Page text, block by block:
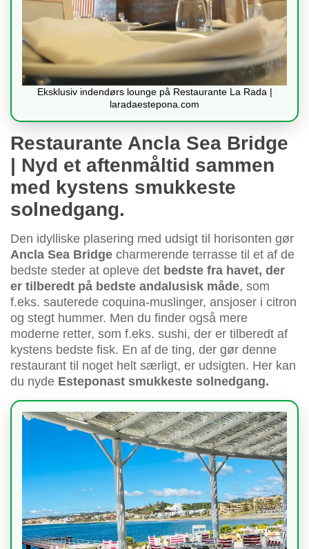
Eksklusiv indendørs lounge på Restaurante La Rada |
laradaestepona.com
Restaurante Ancla Sea Bridge
| Nyd et aftenmåltid sammen
med kystens smukkeste
solnedgang.
Den idylliske plasering med udsigt til horisonten gør
Ancla Sea Bridge charmerende terrasse til et af de
bedste steder at opleve det bedste fra havet, der
er tilberedt på bedste andalusisk måde, som
f.eks. sauterede coquina-muslinger, ansjoser i citron
og stegt hummer. Men du finder også mere
moderne retter, som f.eks. sushi, der er tilberedt af
kystens bedste fisk. En af de ting, der gør denne
restaurant til noget helt særligt, er udsigten. Her kan
du nyde Esteponast smukkeste solnedgang.